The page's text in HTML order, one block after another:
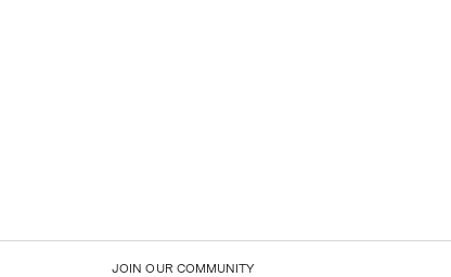
JOIN OUR COMMUNITY